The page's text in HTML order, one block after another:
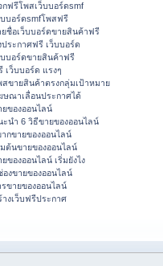
กฟรีโพสเว็บบอร์ดsmf
บบอร์ดsmfโพสฟรี
ยชื่อเว็บบอร์ดขายสินค้าฟรี
ประกาศฟรี เว็บบอร์ด
บบอร์ดขายสินค้าฟรี
เว็บบอร์ด แรงๆ
สขายสินค้าตรงกลุ่มเป้าหมาย
ษณาเลื่อนประกาศได้
ยของออนไลน์
ะนำ 6 วิธีขายของออนไลน์
ากขายของออนไลน์
มต้นขายของออนไลน์
ยของออนไลน์ เริ่มยังไง
องขายของออนไลน์
รขายของออนไลน์
างเว็บฟรีประกาศ